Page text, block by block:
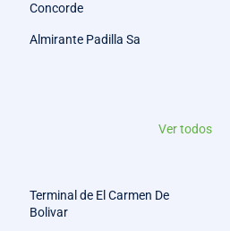
Concorde
Almirante Padilla Sa
Ver todos
Terminal de El Carmen De
Bolivar